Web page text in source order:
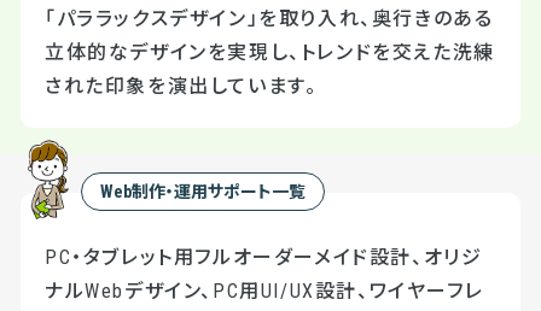
「パララックスデザイン」を取り入れ、奥行きのある
立体的なデザインを実現し、トレンドを交えた洗練
された印象を演出しています。
Web制作・運用サポート一覧
PC・タブレット用フルオーダーメイド設計、オリジ
ナルWebデザイン、PC用UI/UX設計、ワイヤーフレ